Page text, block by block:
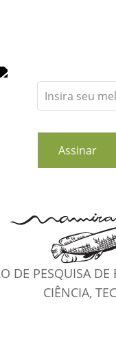
Leave
this
blank
Assinar
DE PESQUISA
CIÊNCIA,